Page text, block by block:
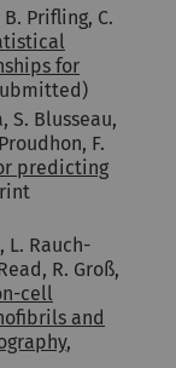
Prifling, C.
for
S. Blusseau,
F.
predicting
L. Rauch-
R. Groß,
cell
and
,